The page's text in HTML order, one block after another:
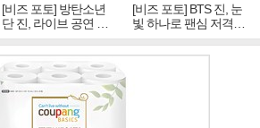
[비즈 포토] 방탄소년
단 진, 라이브 공연 중
빛나는 독보적 아우라
[비즈 포토] BTS 진, 눈
빛 하나로 팬심 저격…
독보적 카리스마